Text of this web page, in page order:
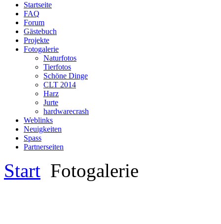
Startseite
FAQ
Forum
Gästebuch
Projekte
Fotogalerie
Naturfotos
Tierfotos
Schöne Dinge
CLT 2014
Harz
Jurte
hardwarecrash
Weblinks
Neuigkeiten
Spass
Partnerseiten
Start Fotogalerie